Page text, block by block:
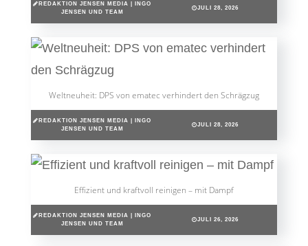
REDAKTION JENSEN MEDIA | INGO
JENSEN UND TEAM
JULI 28, 2026
Weltneuheit: DPS von ematec verhindert den Schrägzug
REDAKTION JENSEN MEDIA | INGO
JENSEN UND TEAM
JULI 28, 2026
Effizient und kraftvoll reinigen – mit Dampf
REDAKTION JENSEN MEDIA | INGO
JENSEN UND TEAM
JULI 26, 2026